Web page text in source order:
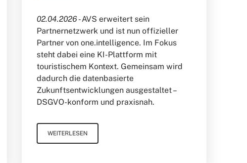
02.04.2026 -AVS erweitert sein
Partnernetzwerk und ist nun offizieller
Partner von one.intelligence. Im Fokus
steht dabei eine KI-Plattform mit
touristischem Kontext. Gemeinsam wird
dadurch die datenbasierte
Zukunftsentwicklungen ausgestaltet –
DSGVO-konform und praxisnah.
WEITERLESEN